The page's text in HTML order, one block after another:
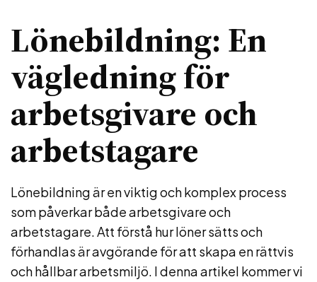
Lönebildning: En
vägledning för
arbetsgivare och
arbetstagare
Lönebildning är en viktig och komplex process
som påverkar både arbetsgivare och
arbetstagare. Att förstå hur löner sätts och
förhandlas är avgörande för att skapa en rättvis
och hållbar arbetsmiljö. I denna artikel kommer vi